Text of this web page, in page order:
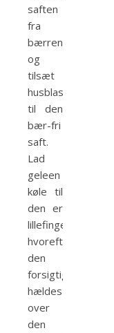
saften
fra
bærrene
og
tilsæt
husblassen
til den
bær-fri
saft.
Lad
geleen
køle til
den er
lillefingervarm,
hvorefter
den
forsigtigt
hældes
over
den